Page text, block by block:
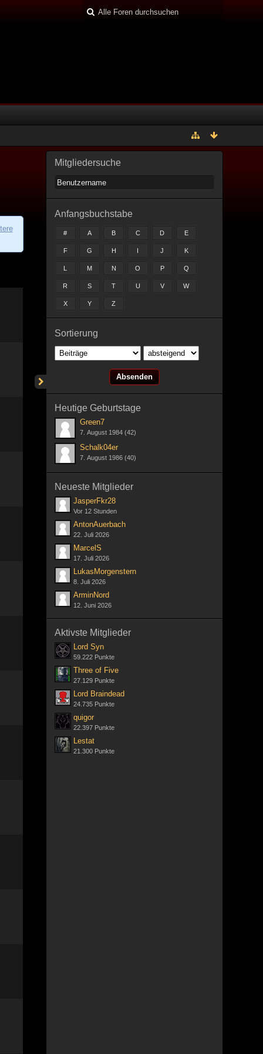
Mitgliedersuche
Anfangsbuchstabe
# A B C D E
F G H I J K
L M N O P Q
R S T U V W
X Y Z
Sortierung
Heutige Geburtstage
Green7
7. August 1984 (42)
Schalk04er
7. August 1986 (40)
Neueste Mitglieder
JasperFkr28
Vor 12 Stunden
AntonAuerbach
22. Juli 2026
MarcelS
17. Juli 2026
LukasMorgenstern
8. Juli 2026
ArminNord
12. Juni 2026
Aktivste Mitglieder
Lord Syn
59.222 Punkte
Three of Five
27.129 Punkte
Lord Braindead
24.735 Punkte
quigor
22.397 Punkte
Lestat
21.300 Punkte